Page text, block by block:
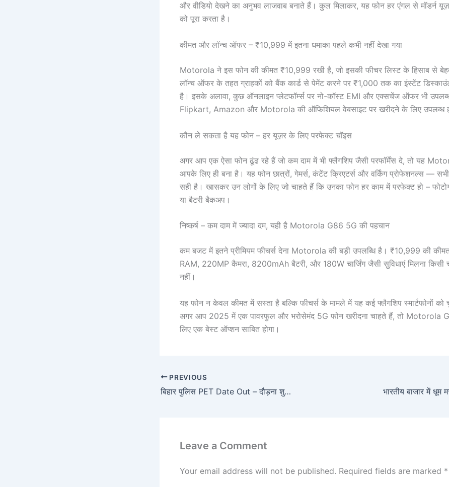
और वीडियो देखने का अनुभव लाजवाब बनाते हैं। कुल मिलाकर, यह फोन हर एंगल से मॉडर्न
को पूरा करता है।
कीमत और लॉन्च ऑफर – ₹10,999 में इतना धमाका पहले कभी नहीं देखा गया
Motorola ने इस फोन की कीमत ₹10,999 रखी है, जो इसकी फीचर लिस्ट के हिसाब से
लॉन्च ऑफर के तहत ग्राहकों को बैंक कार्ड से पेमेंट करने पर ₹1,000 तक का इंस्टेंट
है। इसके अलावा, कुछ ऑनलाइन प्लेटफॉर्म्स पर नो-कॉस्ट EMI और एक्सचेंज ऑफर भी
Flipkart, Amazon और Motorola की ऑफिशियल वेबसाइट पर खरीदने के लिए उपलब्ध
कौन ले सकता है यह फोन – हर यूज़र के लिए परफेक्ट चॉइस
अगर आप एक ऐसा फोन ढूंढ रहे हैं जो कम दाम में भी फ्लैगशिप जैसी परफॉर्मेंस दे, तो यह
आपके लिए ही बना है। यह फोन छात्रों, गेमर्स, कंटेंट क्रिएटर्स और वर्किंग प्रोफेशनल्स —
सही है। खासकर उन लोगों के लिए जो चाहते हैं कि उनका फोन हर काम में परफेक्ट हो –
या बैटरी बैकअप।
निष्कर्ष – कम दाम में ज्यादा दम, यही है Motorola G86 5G की पहचान
कम बजट में इतने प्रीमियम फीचर्स देना Motorola की बड़ी उपलब्धि है। ₹10,999 की
RAM, 220MP कैमरा, 8200mAh बैटरी, और 180W चार्जिंग जैसी सुविधाएं मिलना किसी
नहीं।
यह फोन न केवल कीमत में सस्ता है बल्कि फीचर्स के मामले में यह कई फ्लैगशिप स्मार्टफोनों को
अगर आप 2025 में एक पावरफुल और भरोसेमंद 5G फोन खरीदना चाहते हैं, तो Motorola
लिए एक बेस्ट ऑप्शन साबित होगा।
PREVIOUS
बिहार पुलिस PET Date Out – दौड़ना शुरू करें, नया नोटिस जारी, सरकारी नोटिस में पूरी जानकारी
Leave a Comment
Your email address will not be published. Required fields are marked *